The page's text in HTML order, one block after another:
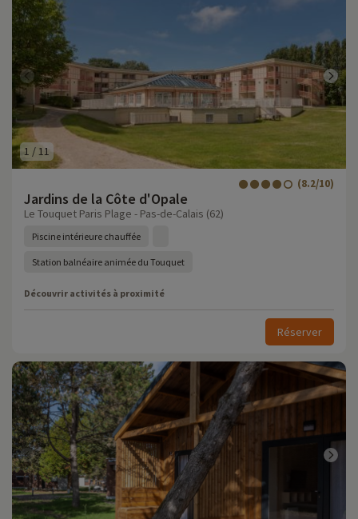
1 /11
Jardins de la Côte d'Opale
(8.2/10)
Le Touquet Paris Plage - Pas-de-Calais (62)
Piscine intérieure chauffée
Station balnéaire animée du Touquet
Découvrir activités à proximité
Réserver